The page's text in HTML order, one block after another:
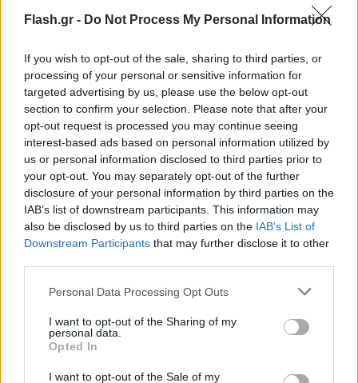
Flash.gr - Do Not Process My Personal Information
If you wish to opt-out of the sale, sharing to third parties, or
processing of your personal or sensitive information for
targeted advertising by us, please use the below opt-out
section to confirm your selection. Please note that after your
opt-out request is processed you may continue seeing
interest-based ads based on personal information utilized by
us or personal information disclosed to third parties prior to
your opt-out. You may separately opt-out of the further
disclosure of your personal information by third parties on the
IAB’s list of downstream participants. This information may
also be disclosed by us to third parties on the IAB’s List of
Downstream Participants that may further disclose it to other
Please note that this website/app uses one or more Google
not limited to your visit or usage behaviour. You may click to
grant or deny consent to Google and its third-party tags to
use your data for below specified purposes in below Google
consent section.
Personal Data Processing Opt Outs
I want to opt-out of the Sharing of my
personal data.
Opted In
I want to opt-out of the Sale of my
Πραγματογνώμονας για το τροχαίο στις Σέρρες:
«Κάτι απέσπασε την προσοχή του οδηγού»
07.08.2026